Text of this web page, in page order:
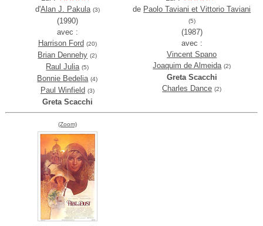
d'Alan J. Pakula (3)
(1990)
avec :
Harrison Ford (20)
Brian Dennehy (2)
Raul Julia (5)
Bonnie Bedelia (4)
Paul Winfield (3)
Greta Scacchi
de Paolo Taviani et Vittorio Taviani
(5)
(1987)
avec :
Vincent Spano
Joaquim de Almeida (2)
Greta Scacchi
Charles Dance (2)
(Zoom)